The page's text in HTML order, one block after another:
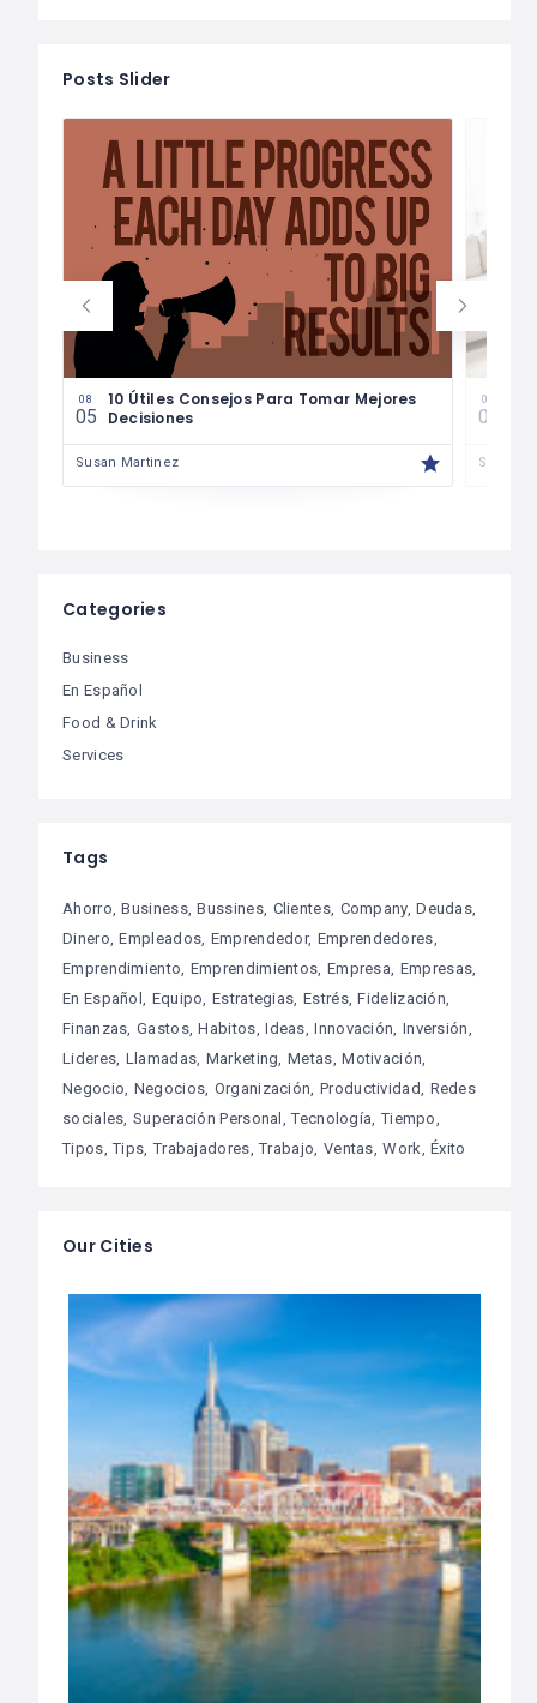
Posts Slider
08
05
10 Útiles Consejos Para Tomar Mejores
Decisiones
Susan Martinez
08
04
Susan
Categories
Business
En Español
Food & Drink
Services
Tags
Ahorro Business Bussines Clientes Company Deudas
Dinero Empleados Emprendedor Emprendedores
Emprendimiento Emprendimientos Empresa Empresas
En Español Equipo Estrategias Estrés Fidelización
Finanzas Gastos Habitos Ideas Innovación Inversión
Lideres Llamadas Marketing Metas Motivación
Negocio Negocios Organización Productividad Redes
sociales Superación Personal Tecnología Tiempo
Tipos Tips Trabajadores Trabajo Ventas Work Éxito
Our Cities